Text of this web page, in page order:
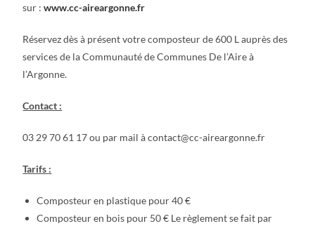
sur :www.cc-aireargonne.fr
Réservez dès à présent votre composteur de 600 L auprès des
services de la Communauté de Communes De l’Aire à
l’Argonne.
Contact :
03 29 70 61 17 ou par mail à contact@cc-aireargonne.fr
Tarifs :
Composteur en plastique pour 40 €
Composteur en bois pour 50 € Le règlement se fait par